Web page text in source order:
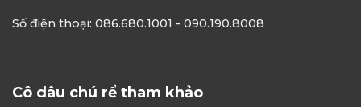
Số điện thoại: 086.680.1001 - 090.190.8008
Cô dâu chú rể tham khảo